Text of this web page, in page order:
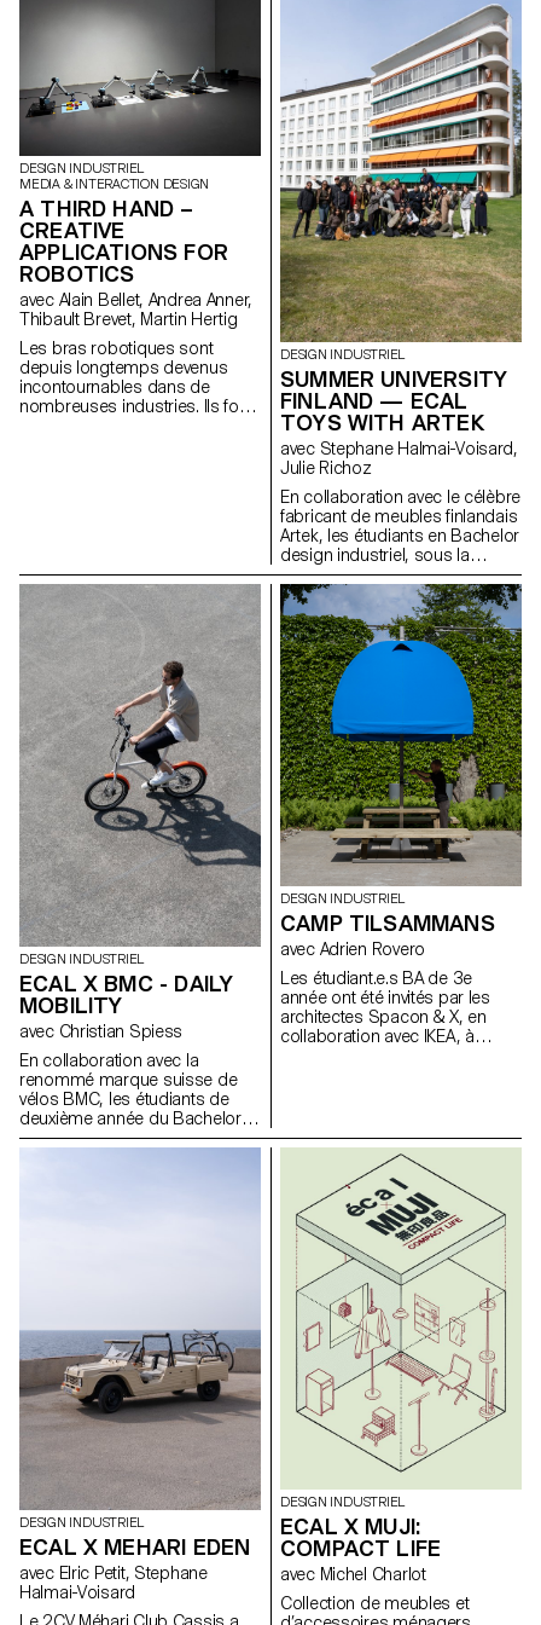
Design Indus-triel de l’ECAL,
sous la direction du designer
suisse Christian Spiess, ont
été invité·e·s à concevoir les
nouvelles assises pour la
terrasse du Théâtre de Vidy -
Lausanne.
DESIGN INDUSTRIEL
MEDIA & INTERACTION DESIGN
A THIRD HAND –
CREATIVE
APPLICATIONS FOR
ROBOTICS
avec Alain Bellet, Andrea Anner,
Thibault Brevet, Martin Hertig
Les bras robotiques sont
depuis longtemps devenus
incontournables dans de
nombreuses industries. Ils font
de référence adaptées à cette
communauté. Il en va de même
au sein des écoles d’art et de
design qui investissent de plus
en plus souvent dans ce type
d’équipement sans pour autant
avoir les ressources pour les
exploiter. Ce projet de
recherche se base sur des cas
d’étude appliqués pour
explorer et définir un ensemble
de méthodes de travail
exemplaires, capables
d'informer et d'inspirer les
futurs utilisateurs.
DESIGN INDUSTRIEL
SUMMER UNIVERSITY
FINLAND — ECAL
TOYS WITH ARTEK
avec Stephane Halmai-Voisard,
Julie Richoz
En collaboration avec le célèbre
fabricant de meubles finlandais
Artek, les étudiants en Bachelor
design industriel, sous la
direction de la designer Julie
Richoz, présentent une
collection d'objets ludiques
pour enfants fabriqués à partir
de pièces de qualité inférieure,
rejetés ou semi-finis. Fidèles à
l'esprit d'Artek et de ses
fondateurs, les produits
favorisent une fabrication
responsable et cherchent à
mettre en valeur les matériaux
naturels qui ont servi à produire
ces objets.
DESIGN INDUSTRIEL
ECAL X BMC - DAILY
MOBILITY
avec Christian Spiess
En collaboration avec la
renommé marque suisse de
vélos BMC, les étudiants de
deuxième année du Bachelor
en design industriel, sous la
DESIGN INDUSTRIEL
CAMP TILSAMMANS
avec Adrien Rovero
Les étudiant.e.s BA de 3e
année ont été invités par les
architectes Spacon & X, en
collaboration avec IKEA, à
concevoir une
microarchitecture qui réponde
aux préoccupations actuelles,
favorise les interactions
sociales et offre une expérience
de vie unique.
DESIGN INDUSTRIEL
ECAL X MEHARI EDEN
avec Elric Petit, Stephane
Halmai-Voisard
DESIGN INDUSTRIEL
ECAL X MUJI:
COMPACT LIFE
avec Michel Charlot
Collection de meubles et